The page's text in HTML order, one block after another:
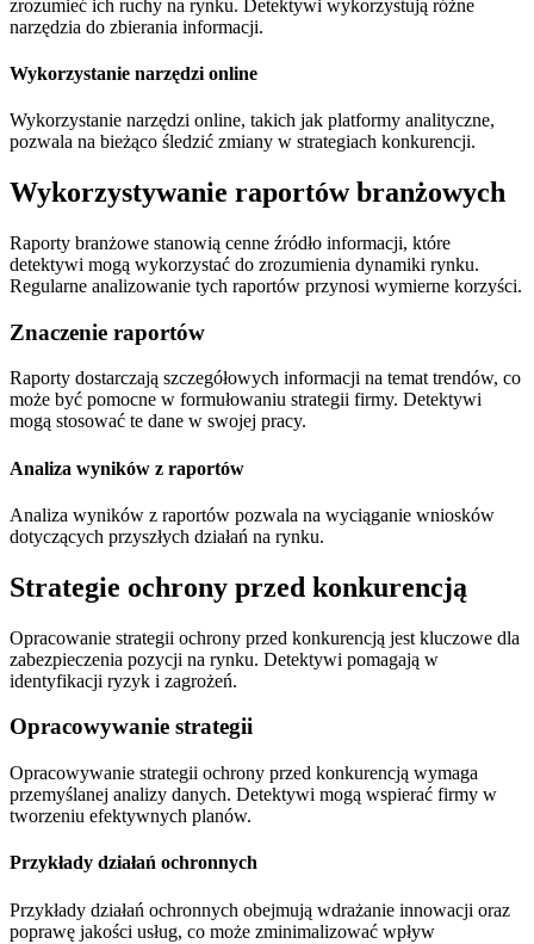
zrozumieć ich ruchy na rynku. Detektywi wykorzystują różne
narzędzia do zbierania informacji.
Wykorzystanie narzędzi online
Wykorzystanie narzędzi online, takich jak platformy analityczne,
pozwala na bieżąco śledzić zmiany w strategiach konkurencji.
Wykorzystywanie raportów branżowych
Raporty branżowe stanowią cenne źródło informacji, które
detektywi mogą wykorzystać do zrozumienia dynamiki rynku.
Regularne analizowanie tych raportów przynosi wymierne korzyści.
Znaczenie raportów
Raporty dostarczają szczegółowych informacji na temat trendów, co
może być pomocne w formułowaniu strategii firmy. Detektywi
mogą stosować te dane w swojej pracy.
Analiza wyników z raportów
Analiza wyników z raportów pozwala na wyciąganie wniosków
dotyczących przyszłych działań na rynku.
Strategie ochrony przed konkurencją
Opracowanie strategii ochrony przed konkurencją jest kluczowe dla
zabezpieczenia pozycji na rynku. Detektywi pomagają w
identyfikacji ryzyk i zagrożeń.
Opracowywanie strategii
Opracowywanie strategii ochrony przed konkurencją wymaga
przemyślanej analizy danych. Detektywi mogą wspierać firmy w
tworzeniu efektywnych planów.
Przykłady działań ochronnych
Przykłady działań ochronnych obejmują wdrażanie innowacji oraz
poprawę jakości usług, co może zminimalizować wpływ